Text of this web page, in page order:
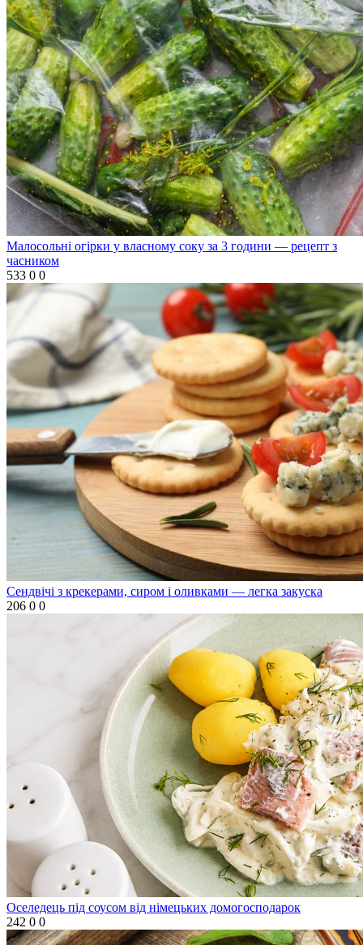
Малосольні огірки у власному соку за 3 години — рецепт з
часником
533 0 0
Сендвічі з крекерами, сиром і оливками — легка закуска
206 0 0
Оселедець під соусом від німецьких домогосподарок
242 0 0